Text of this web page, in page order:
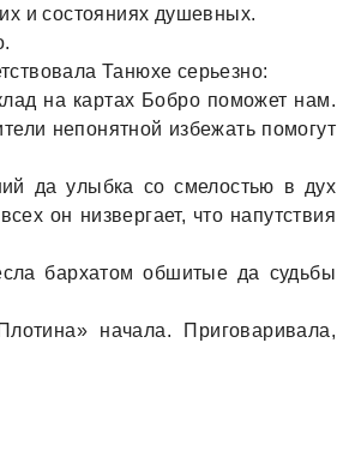
и состояниях душевных.
Танюхе серьезно:
на картах Бобро поможет нам.
непонятной избежать помогут
да улыбка со смелостью в дух
он низвергает, что напутствия
бархатом обшитые да судьбы
начала. Приговаривала,